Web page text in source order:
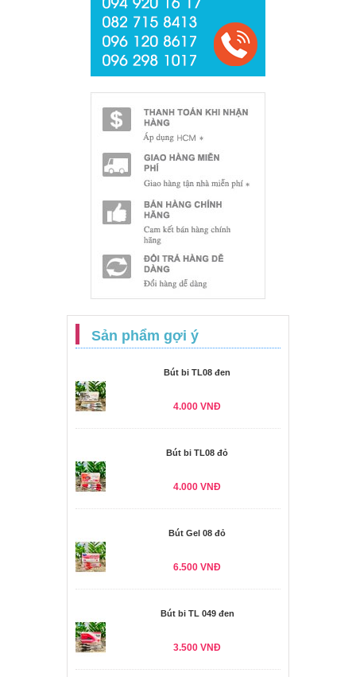
Sản phẩm gợi ý
Bút bi TL08 đen
4.000 VNĐ
Bút bi TL08 đỏ
4.000 VNĐ
Bút Gel 08 đỏ
6.500 VNĐ
Bút bi TL 049 đen
3.500 VNĐ